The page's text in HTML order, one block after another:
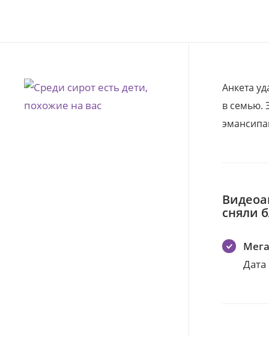
Анкета
в семью.
сняли